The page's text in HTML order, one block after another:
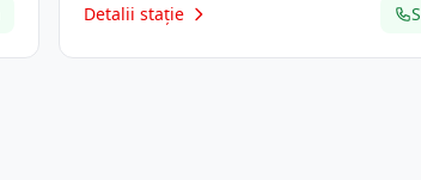
Detalii stație